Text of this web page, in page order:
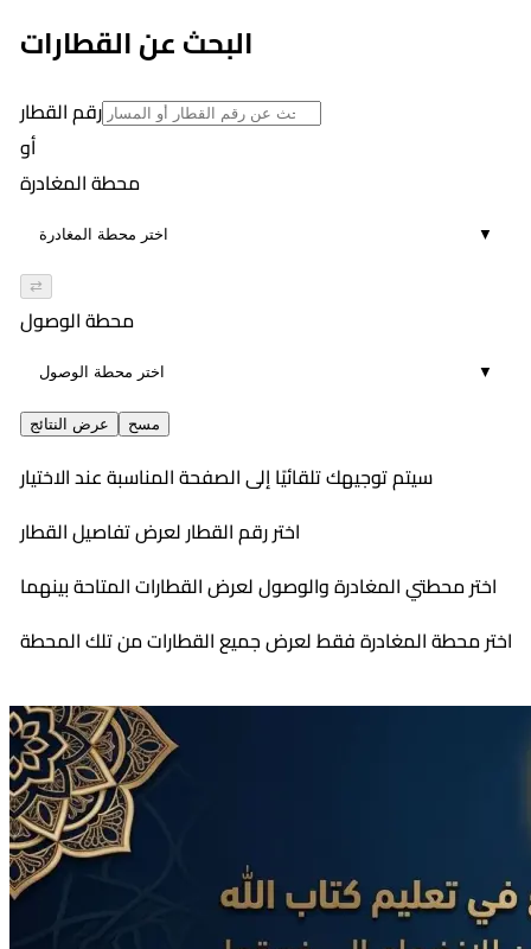
00:47
البحث عن القطارات
رقم القطار
أو
محطة المغادرة
▼
⇄
محطة الوصول
▼
عرض النتائج مسح
سيتم توجيهك تلقائيًا إلى الصفحة المناسبة عند الاختيار
اختر رقم القطار لعرض تفاصيل القطار
اختر محطتي المغادرة والوصول لعرض القطارات المتاحة بينهما
اختر محطة المغادرة فقط لعرض جميع القطارات من تلك المحطة